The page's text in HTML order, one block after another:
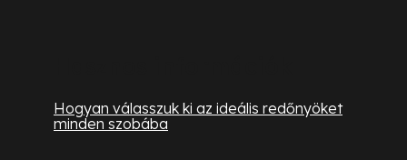
Hogyan válasszuk ki az ideális redőnyöket
minden szobába